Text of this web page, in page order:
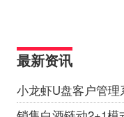
最新资讯
小龙虾U盘客户管